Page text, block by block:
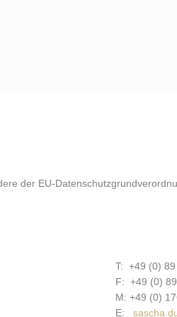
der EU-
T: +49 (0)
F: +49 (0)
M: +49 (0)
E: